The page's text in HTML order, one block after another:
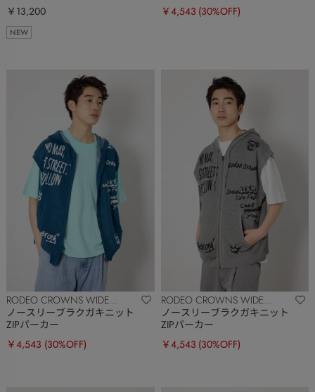
￥13,200
NEW
￥4,543 (30%OFF)
RODEO CROWNS WIDE
BOWL
ノースリーブラクガキニット
ZIPパーカー
￥4,543 (30%OFF)
RODEO CROWNS WIDE
BOWL
ノースリーブラクガキニット
ZIPパーカー
￥4,543 (30%OFF)